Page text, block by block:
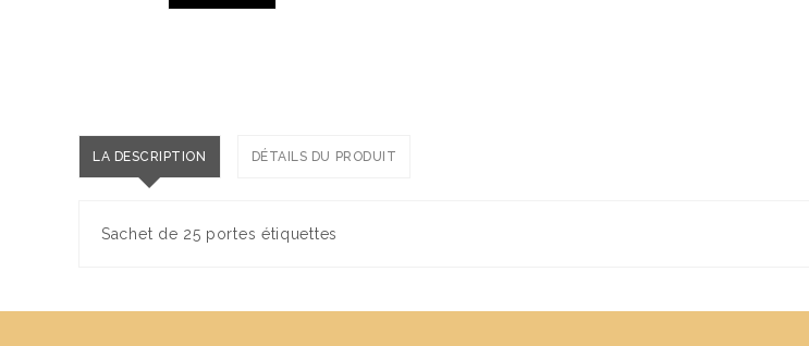
LA DESCRIPTION DÉTAILS DU PRODUIT
Sachet de 25 portes étiquettes